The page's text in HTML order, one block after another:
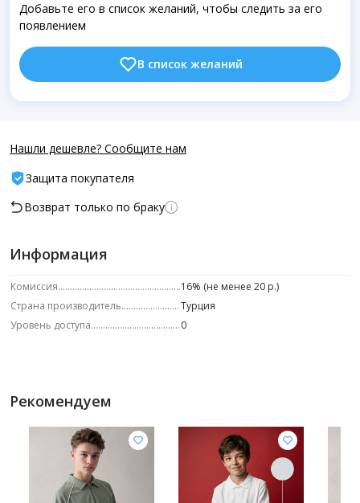
Добавьте его в список желаний, чтобы следить за его
появлением
В список желаний
Нашли дешевле? Сообщите нам
Защита покупателя
Возврат только по браку
Информация
Комиссия
16% (не менее 20 р.)
Страна производитель
Турция
Уровень доступа
0
Рекомендуем